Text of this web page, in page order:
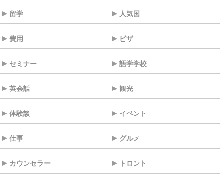
留学 人気国
費用 ビザ
セミナー 語学学校
英会話 観光
体験談 イベント
仕事 グルメ
カウンセラー トロント